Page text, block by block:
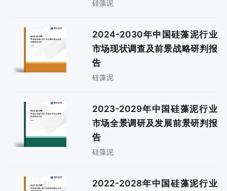
硅藻泥
2024-2030年中国硅藻泥行业
市场现状调查及前景战略研判报
告
硅藻泥
2023-2029年中国硅藻泥行业
市场全景调研及发展前景研判报
告
硅藻泥
2022-2028年中国硅藻泥行业